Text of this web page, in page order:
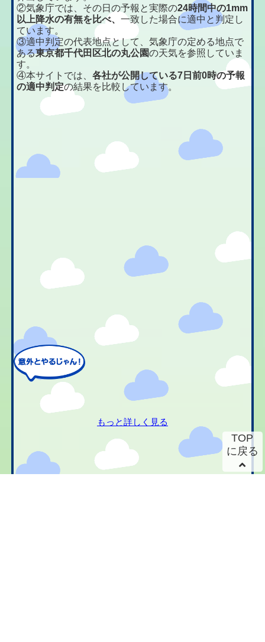
②気象庁では、その日の予報と実際の24時間中の1mm
以上降水の有無を比べ、一致した場合に適中と判定し
ています。
③適中判定の代表地点として、気象庁の定める地点で
ある東京都千代田区北の丸公園の天気を参照していま
す。
④本サイトでは、各社が公開している7日前0時の予報
の適中判定の結果を比較しています。
もっと詳しく見る
TOP
に戻る